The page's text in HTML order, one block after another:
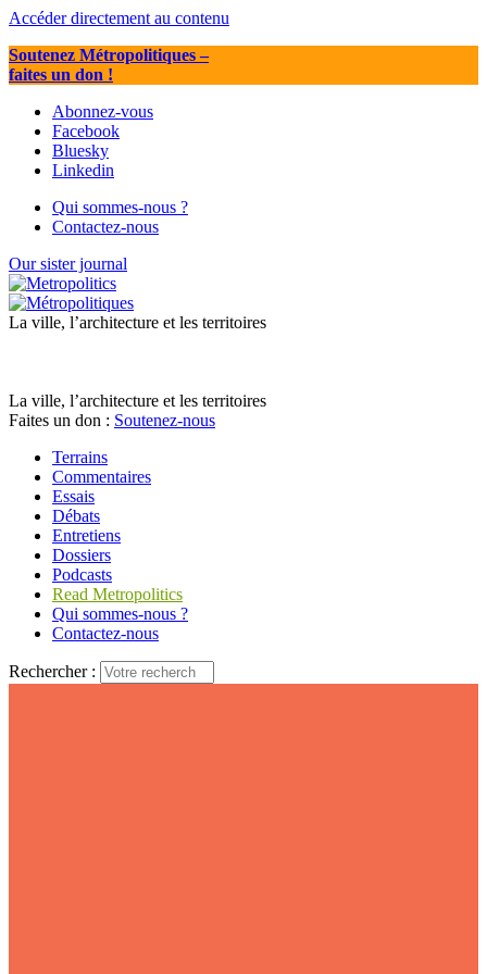
Accéder directement au contenu
Soutenez Métropolitiques–
faites un don !
Abonnez-vous
Facebook
Bluesky
Linkedin
Qui sommes-nous ?
Contactez-nous
Our sister journal
La ville, l’architecture et les territoires
La ville, l’architecture et les territoires
Faites un don : Soutenez-nous
Terrains
Commentaires
Essais
Débats
Entretiens
Dossiers
Podcasts
Read Metropolitics
Qui sommes-nous ?
Contactez-nous
Rechercher :